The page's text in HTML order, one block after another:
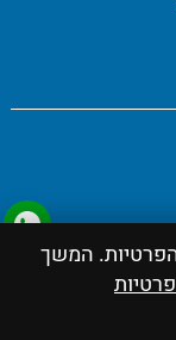
המשך